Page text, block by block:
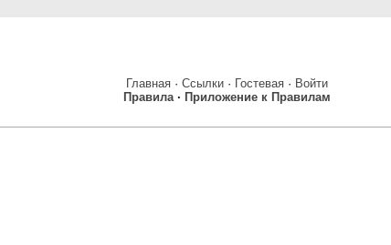
Главная· Ссылки· Гостевая· Войти
Правила· Приложение к Правилам